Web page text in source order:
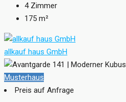
4 Zimmer
175 m²
allkauf haus GmbH
Musterhaus
Preis auf Anfrage